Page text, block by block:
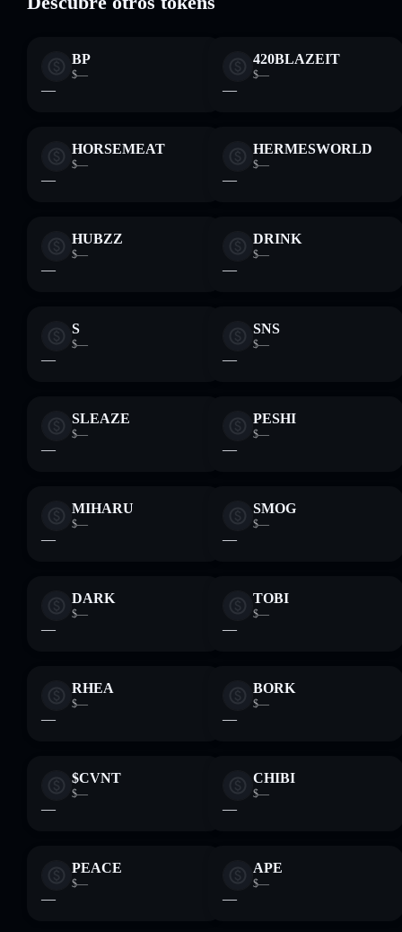
BP
$—
—
420BLAZEIT
$—
—
HORSEMEAT
$—
—
HERMESWORLD
$—
—
HUBZZ
$—
—
DRINK
$—
—
S
$—
—
SNS
$—
—
SLEAZE
$—
—
PESHI
$—
—
MIHARU
$—
—
SMOG
$—
—
DARK
$—
—
TOBI
$—
—
RHEA
$—
—
BORK
$—
—
$CVNT
$—
—
CHIBI
$—
—
PEACE
$—
—
APE
$—
—